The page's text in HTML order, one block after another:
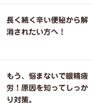
長く続く辛い便秘から解
消されたい方へ！
もう、悩まないで眼精疲
労！原因を知ってしっか
り対策。